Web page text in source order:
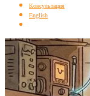
Консультация
English